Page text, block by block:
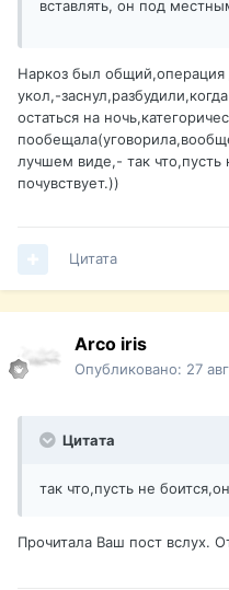
вставлять, он под
Наркоз был общий,операция
укол,-
остаться на
лучшем виде,- так что,пусть
почувствует.))
Цитата
Arco iris
Опубликовано: 27
Цитата
так что,пусть не
Прочитала Ваш пост вслух.